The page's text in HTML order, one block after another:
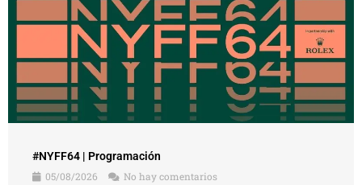
#NYFF64 | Programación
05/08/2026
No hay comentarios